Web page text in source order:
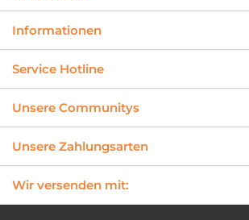
Informationen
Service Hotline
Unsere Communitys
Unsere Zahlungsarten
Wir versenden mit: